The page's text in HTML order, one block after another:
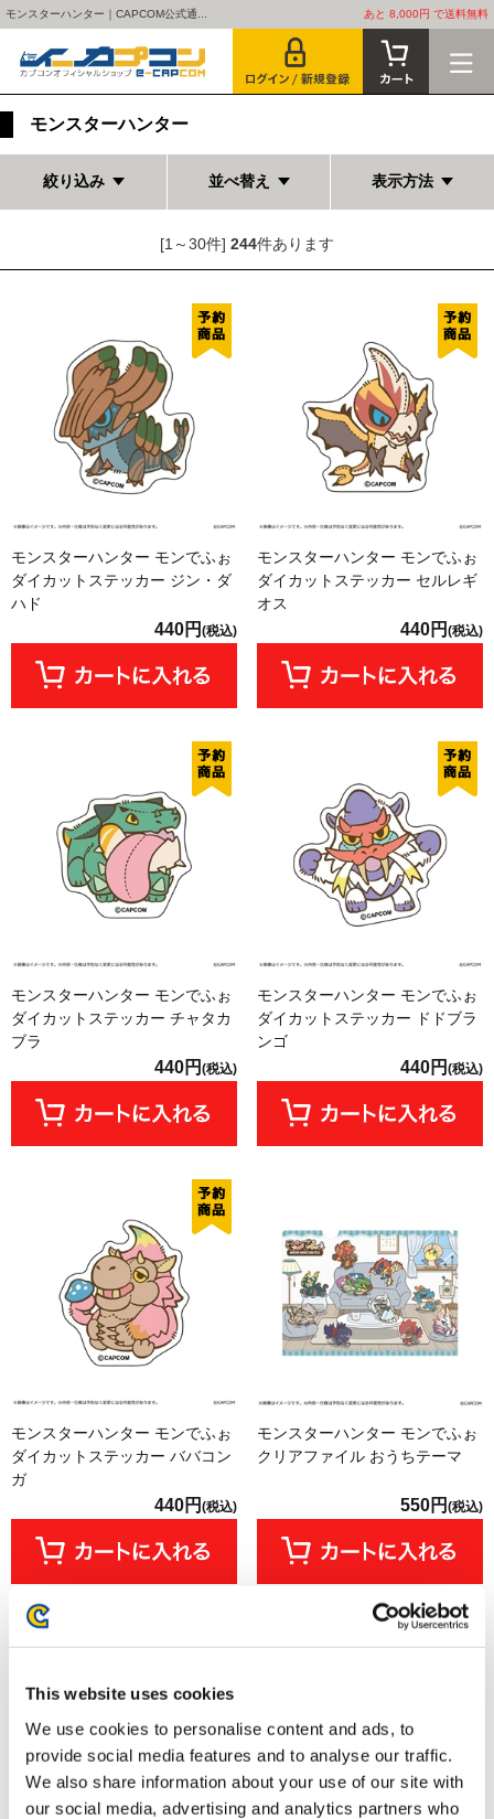
This website uses cookies
We use cookies to personalise content and ads, to
provide social media features and to analyse our traffic.
We also share information about your use of our site with
our social media, advertising and analytics partners who
モンスターハンター｜CAPCOM公式通... あと 8,000円 で送料無料
モンスターハンター
絞り込み 並べ替え 表示方法
[1～30件] 244件あります
モンスターハンター モンでふぉ
ダイカットステッカー ジン・ダ
ハド
440円 (税込)
モンスターハンター モンでふぉ
ダイカットステッカー セルレギ
オス
440円 (税込)
モンスターハンター モンでふぉ
ダイカットステッカー チャタカ
ブラ
440円 (税込)
モンスターハンター モンでふぉ
ダイカットステッカー ドドブラ
ンゴ
440円 (税込)
モンスターハンター モンでふぉ
ダイカットステッカー ババコン
ガ
440円 (税込)
モンスターハンター モンでふぉ
クリアファイル おうちテーマ
550円 (税込)